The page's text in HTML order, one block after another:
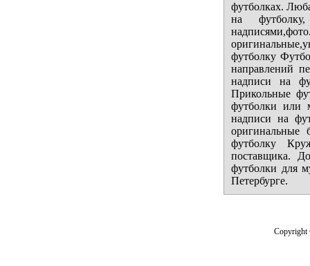
футболках.
на
футболку
направлений
надписи на
Прикольные
футболки или
надписи на
оригинальные
футболку
поставщика.
футболки для
Петербурге.
Copyright